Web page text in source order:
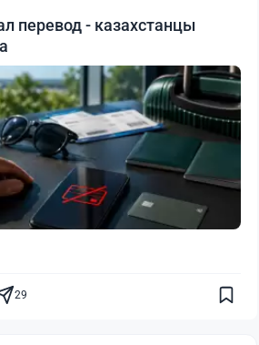
перевод - казахстанцы
29